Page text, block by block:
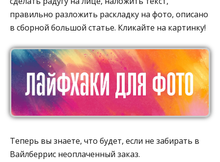
правильно разложить раскладку на фото, описано
в сборной большой статье. Кликайте на картинку!
Теперь вы знаете, что будет, если не забирать в
Вайлберрис неоплаченный заказ.